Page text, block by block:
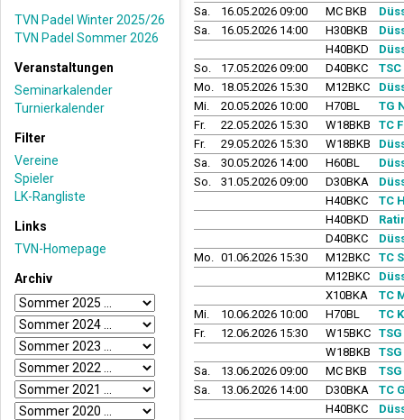
TVN Padel Winter 2025/26
TVN Padel Sommer 2026
Veranstaltungen
Seminarkalender
Turnierkalender
Filter
Vereine
Spieler
LK-Rangliste
Links
TVN-Homepage
Archiv
Sa.
16.05.2026 09:00 MC BKB
Sa.
16.05.2026 14:00 H30BKB
H40BKD
So.
17.05.2026 09:00 D40BKC
Mo. 18.05.2026 15:30 M12BKC
Mi.
20.05.2026 10:00 H70BL
TG
Fr.
22.05.2026 15:30 W18BKB
TC
Fr.
29.05.2026 15:30 W18BKB
Sa.
30.05.2026 14:00 H60BL
So.
31.05.2026 09:00 D30BKA
H40BKC
TC
H40BKD
D40BKC
Mo. 01.06.2026 15:30 M12BKC
TC
M12BKC
X10BKA
TC
Mi.
10.06.2026 10:00 H70BL
TC
Fr.
12.06.2026 15:30 W15BKC
W18BKB
Sa.
13.06.2026 09:00 MC BKB
Sa.
13.06.2026 14:00 D30BKA
TC
H40BKC